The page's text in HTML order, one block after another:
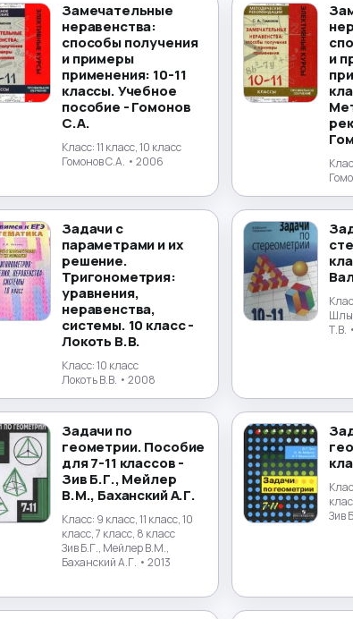
Замечательные
неравенства:
способы получения
и примеры
применения: 10-11
классы. Учебное
пособие - Гомонов
С.А.
Класс:11 класс, 10 класс
Гомонов С.А. • 2006
и
Задачи с
параметрами и их
решение.
Тригонометрия:
уравнения,
неравенства,
системы. 10 класс -
Локоть В.В.
Класс:10 класс
Локоть В.В. • 2008
Т.В.
Задачи по
геометрии. Пособие
для 7-11 классов -
Зив Б.Г., Мейлер
В.М., Баханский А.Г.
Класс: 9 класс, 11 класс, 10
класс, 7 класс, 8 класс
Зив Б.Г., Мейлер В.М.,
Баханский А.Г. • 2013
Зив